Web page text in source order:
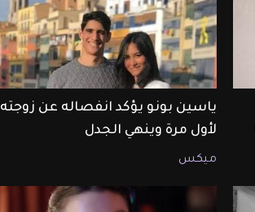
ياسين بونو يؤكد انفصاله عن زوجته
لأول مرة وينهي الجدل
ميكس